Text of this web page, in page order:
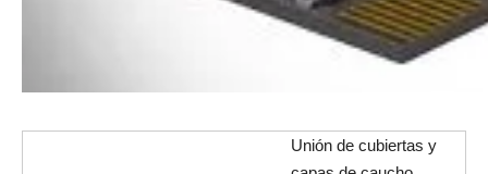
Unión de cubiertas y